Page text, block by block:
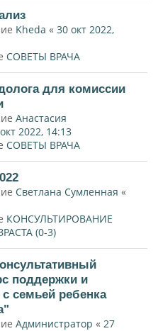
Kheda « 30 окт 2022,
СОВЕТЫ ВРАЧА
для комиссии
Анастасия
2022, 14:13
СОВЕТЫ ВРАЧА
Светлана Сумленная «
КОНСУЛЬТИРОВАНИЕ
(0-3)
поддержки и
семьей ребенка
Администратор « 27